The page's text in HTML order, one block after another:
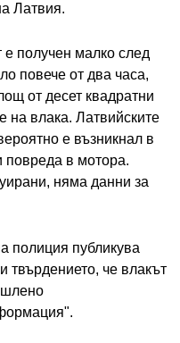
Латвия.
получен малко след
повече от два часа,
от десет квадратни
на влака. Латвийските
е възникнал в
повреда в мотора.
няма данни за
полиция публикува
твърдението, че влакът